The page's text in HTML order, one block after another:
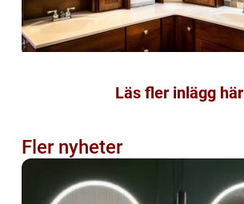
Läs fler inlägg här
Fler nyheter